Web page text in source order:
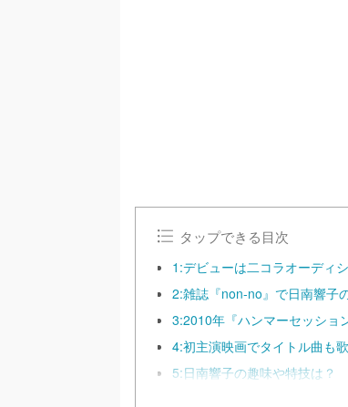
タップできる目次
1:デビューは二コラオーディ
2:雑誌『non-no』で日南響子
3:2010年『ハンマーセッショ
4:初主演映画でタイトル曲も
5:日南響子の趣味や特技は？